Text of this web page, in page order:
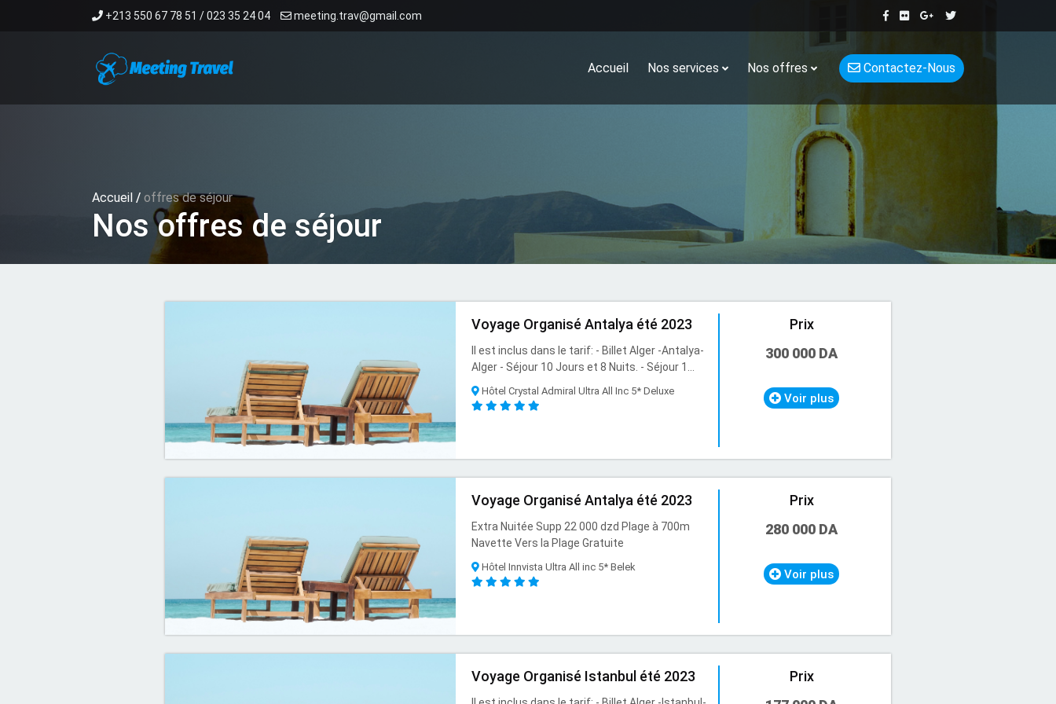
+213 550 67 78 51 / 023 35 24 04 meeting.trav@gmail.com
Accueil Nos services Nos offres Contactez-Nous
Accueil / offres de séjour
Nos offres de séjour
Voyage Organisé Antalya été 2023
Il est inclus dans le tarif: - Billet Alger -Antalya-
Alger - Séjour 10 Jours et 8 Nuits. - Séjour 1...
Hôtel Crystal Admiral Ultra All Inc 5* Deluxe
Prix
300 000 DA
Voir plus
Voyage Organisé Antalya été 2023
Extra Nuitée Supp 22 000 dzd Plage à 700m
Navette Vers la Plage Gratuite
Hôtel Innvista Ultra All inc 5* Belek
Prix
280 000 DA
Voir plus
Voyage Organisé Istanbul été 2023
Prix